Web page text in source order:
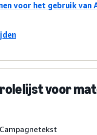
voor het gebruik van
voor
Campagnetekst